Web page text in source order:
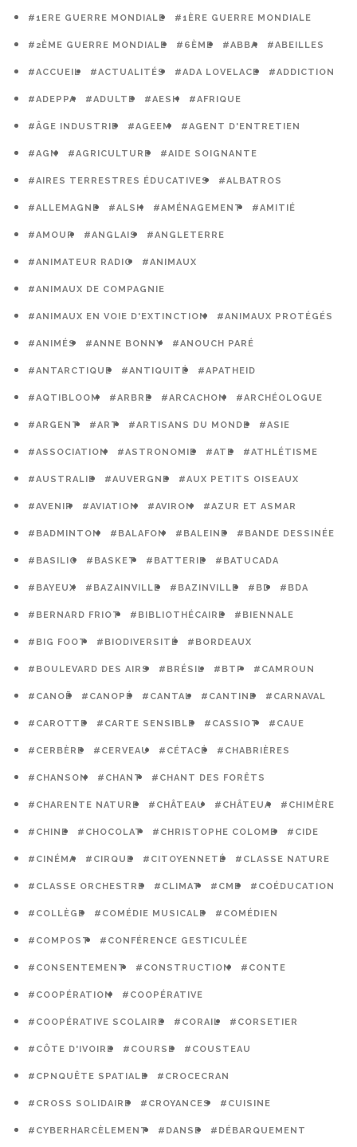
#1ERE GUERRE MONDIALE #1ÈRE GUERRE MONDIALE
#2ÈME GUERRE MONDIALE #6ÈME #ABBA #ABEILLES
#ACCUEIL #ACTUALITÉS #ADA LOVELACE #ADDICTION
#ADEPPA #ADULTE #AESH #AFRIQUE
#ÂGE INDUSTRIE #AGEEM #AGENT D'ENTRETIEN
#AGN #AGRICULTURE #AIDE SOIGNANTE
#AIRES TERRESTRES ÉDUCATIVES #ALBATROS
#ALLEMAGNE #ALSH #AMÉNAGEMENT #AMITIÉ
#AMOUR #ANGLAIS #ANGLETERRE
#ANIMATEUR RADIO #ANIMAUX
#ANIMAUX DE COMPAGNIE
#ANIMAUX EN VOIE D'EXTINCTION #ANIMAUX PROTÉGÉS
#ANIMÉS #ANNE BONNY #ANOUCH PARÉ
#ANTARCTIQUE #ANTIQUITÉ #APATHEID
#AQTIBLOOM #ARBRE #ARCACHON #ARCHÉOLOGUE
#ARGENT #ART #ARTISANS DU MONDE #ASIE
#ASSOCIATION #ASTRONOMIE #ATE #ATHLÉTISME
#AUSTRALIE #AUVERGNE #AUX PETITS OISEAUX
#AVENIR #AVIATION #AVIRON #AZUR ET ASMAR
#BADMINTON #BALAFON #BALEINE #BANDE DESSINÉE
#BASILIC #BASKET #BATTERIE #BATUCADA
#BAYEUX #BAZAINVILLE #BAZINVILLE #BD #BDA
#BERNARD FRIOT #BIBLIOTHÉCAIRE #BIENNALE
#BIG FOOT #BIODIVERSITÉ #BORDEAUX
#BOULEVARD DES AIRS #BRÉSIL #BTP #CAMROUN
#CANOË #CANOPÉ #CANTAL #CANTINE #CARNAVAL
#CAROTTE #CARTE SENSIBLE #CASSIOT #CAUE
#CERBÈRE #CERVEAU #CÉTACÉ #CHABRIÈRES
#CHANSON #CHANT #CHANT DES FORÊTS
#CHARENTE NATURE #CHÂTEAU #CHÂTEUA #CHIMÈRE
#CHINE #CHOCOLAT #CHRISTOPHE COLOMB #CIDE
#CINÉMA #CIRQUE #CITOYENNETÉ #CLASSE NATURE
#CLASSE ORCHESTRE #CLIMAT #CME #COÉDUCATION
#COLLÈGE #COMÉDIE MUSICALE #COMÉDIEN
#COMPOST #CONFÉRENCE GESTICULÉE
#CONSENTEMENT #CONSTRUCTION #CONTE
#COOPÉRATION #COOPÉRATIVE
#COOPÉRATIVE SCOLAIRE #CORAIL #CORSETIER
#CÔTE D'IVOIRE #COURSE #COUSTEAU
#CPNQUÊTE SPATIALE #CROCECRAN
#CROSS SOLIDAIRE #CROYANCES #CUISINE
#CYBERHARCÈLEMENT #DANSE #DÉBARQUEMENT